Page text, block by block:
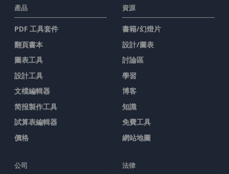
產品
PDF 工具套件
翻頁書本
圖表工具
設計工具
文檔編輯器
简报製作工具
試算表編輯器
價格
資源
書籍/幻燈片
設計/圖表
討論區
學習
博客
知識
免費工具
網站地圖
公司 法律